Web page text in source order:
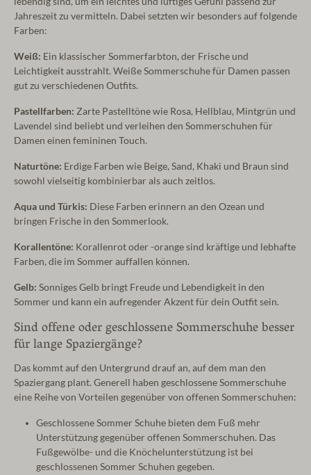
Jahreszeit zu vermitteln. Dabei setzten wir besonders auf folgende
Farben:
Weiß: Ein klassischer Sommerfarbton, der Frische und
Leichtigkeit ausstrahlt. Weiße Sommerschuhe für Damen passen
gut zu verschiedenen Outfits.
Pastellfarben: Zarte Pastelltöne wie Rosa, Hellblau, Mintgrün und
Lavendel sind beliebt und verleihen den Sommerschuhen für
Damen einen femininen Touch.
Naturtöne: Erdige Farben wie Beige, Sand, Khaki und Braun sind
sowohl vielseitig kombinierbar als auch zeitlos.
Aqua und Türkis: Diese Farben erinnern an den Ozean und
bringen Frische in den Sommerlook.
Korallentöne: Korallenrot oder -orange sind kräftige und lebhafte
Farben, die im Sommer auffallen können.
Gelb: Sonniges Gelb bringt Freude und Lebendigkeit in den
Sommer und kann ein aufregender Akzent für dein Outfit sein.
Sind offene oder geschlossene Sommerschuhe besser
für lange Spaziergänge?
Das kommt auf den Untergrund drauf an, auf dem man den
Spaziergang plant. Generell haben geschlossene Sommerschuhe
eine Reihe von Vorteilen gegenüber von offenen Sommerschuhen:
Geschlossene Sommer Schuhe bieten dem Fuß mehr
Unterstützung gegenüber offenen Sommerschuhen. Das
Fußgewölbe- und die Knöchelunterstützung ist bei
geschlossenen Sommer Schuhen gegeben.